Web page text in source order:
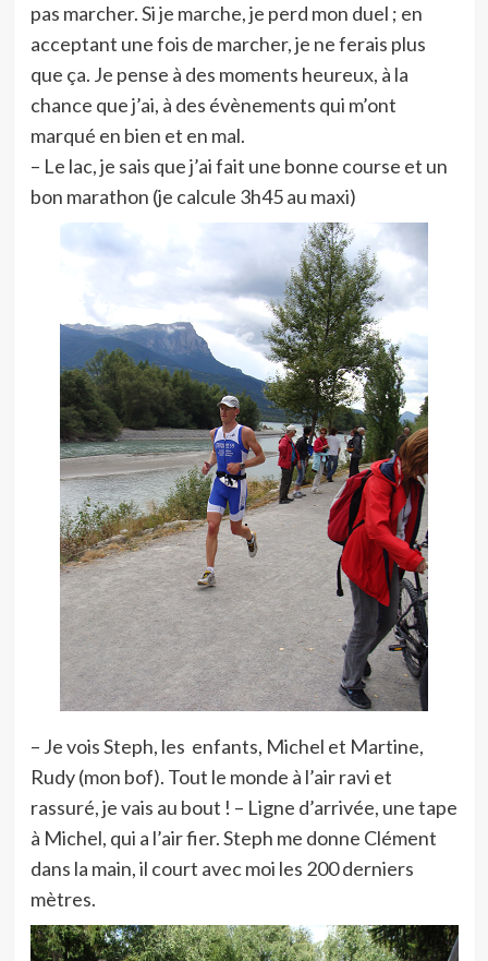
pas marcher. Si je marche, je perd mon duel ; en
acceptant une fois de marcher, je ne ferais plus
que ça. Je pense à des moments heureux, à la
chance que j’ai, à des évènements qui m’ont
marqué en bien et en mal.
– Le lac, je sais que j’ai fait une bonne course et un
bon marathon (je calcule 3h45 au maxi)
– Je vois Steph, les enfants, Michel et Martine,
Rudy (mon bof). Tout le monde à l’air ravi et
rassuré, je vais au bout ! – Ligne d’arrivée, une tape
à Michel, qui a l’air fier. Steph me donne Clément
dans la main, il court avec moi les 200 derniers
mètres.